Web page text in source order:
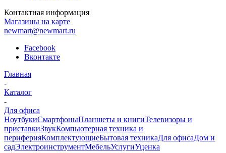
Контактная информация
Магазины на карте
newmart@newmart.ru
Facebook
Вконтакте
Главная
-
Каталог
-
Для офиса
НоутбукиСмартфоныПланшеты и книгиТелевизоры и
приставкиЗвукКомпьютерная техника и
периферияКомплектующиеБытовая техникаДля офисаДом и
садЭлектроинструментМебельУслугиУценка